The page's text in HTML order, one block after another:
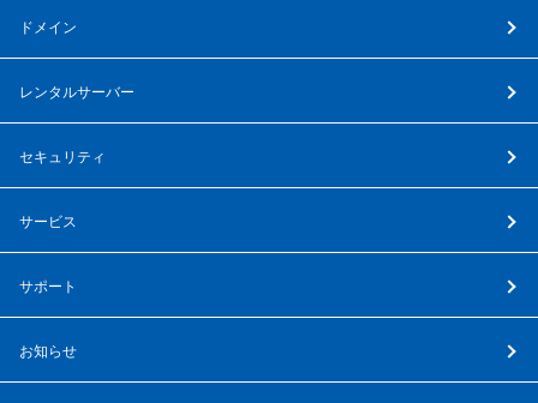
ドメイン
レンタルサーバー
セキュリティ
サービス
サポート
お知らせ